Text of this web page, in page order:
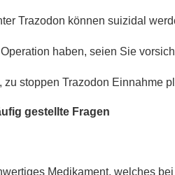
Trazodon können suizidal
haben, seien Sie
zu stoppen Trazodon Einnahme
gestellte Fragen
Medikament, welches